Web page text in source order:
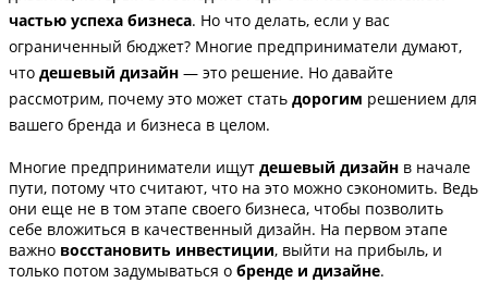
частью успеха бизнеса. Но что делать, если у вас
ограниченный бюджет? Многие предприниматели думают,
что дешевый дизайн — это решение. Но давайте
рассмотрим, почему это может стать дорогим решением для
вашего бренда и бизнеса в целом.
Многие предприниматели ищут дешевый дизайн в начале
пути, потому что считают, что на это можно сэкономить. Ведь
они еще не в том этапе своего бизнеса, чтобы позволить
себе вложиться в качественный дизайн. На первом этапе
важно восстановить инвестиции, выйти на прибыль, и
только потом задумываться о бренде и дизайне.